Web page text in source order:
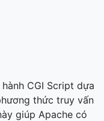
CGI Script dựa
thức truy vấn
giúp Apache có